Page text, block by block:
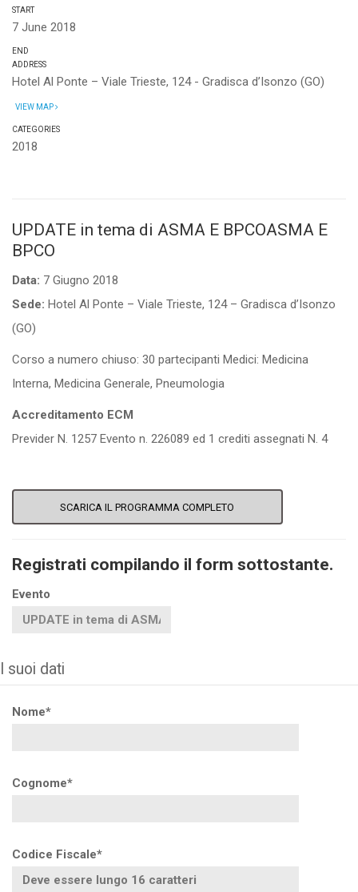
START
7 June 2018
END
ADDRESS
Hotel Al Ponte – Viale Trieste, 124 - Gradisca d’Isonzo (GO)
VIEW MAP
CATEGORIES
2018
UPDATE in tema di ASMA E BPCOASMA E
BPCO
Data: 7 Giugno 2018
Sede: Hotel Al Ponte – Viale Trieste, 124 – Gradisca d’Isonzo
(GO)
Corso a numero chiuso: 30 partecipanti Medici: Medicina
Interna, Medicina Generale, Pneumologia
Accreditamento ECM
Previder N. 1257 Evento n. 226089 ed 1 crediti assegnati N. 4
SCARICA IL PROGRAMMA COMPLETO
Registrati compilando il form sottostante.
Evento
I suoi dati
Nome*
Cognome*
Codice Fiscale*